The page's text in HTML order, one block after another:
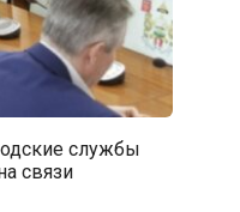
службы
связи